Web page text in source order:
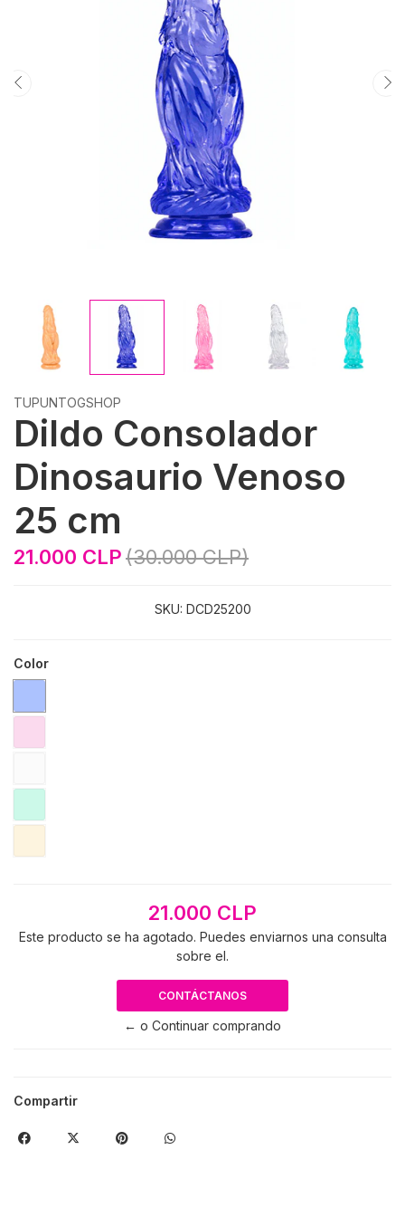
TUPUNTOGSHOP
Dildo Consolador
Dinosaurio Venoso
25 cm
21.000 CLP(30.000 CLP)
SKU: DCD25200
Color
21.000 CLP
Este producto se ha agotado. Puedes enviarnos una consulta
sobre el.
CONTÁCTANOS
← o Continuar comprando
Compartir